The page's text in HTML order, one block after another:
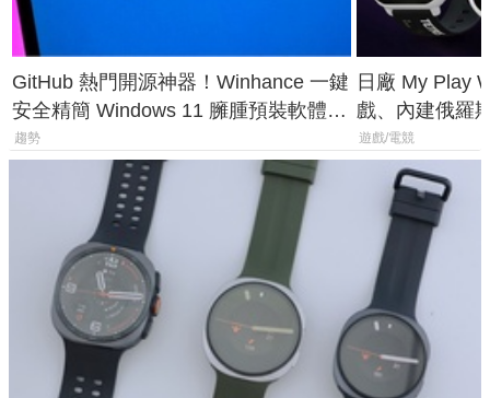
GitHub 熱門開源神器！Winhance 一鍵
安全精簡 Windows 11 臃腫預裝軟體與
後台追蹤
趨勢
日廠 My Play
戲、內建俄羅
過竟然不能連
遊戲/電競